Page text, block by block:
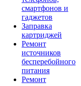
смартфонов и
гаджетов
Заправка
картриджей
Ремонт
источников
бесперебойного
питания
Ремонт